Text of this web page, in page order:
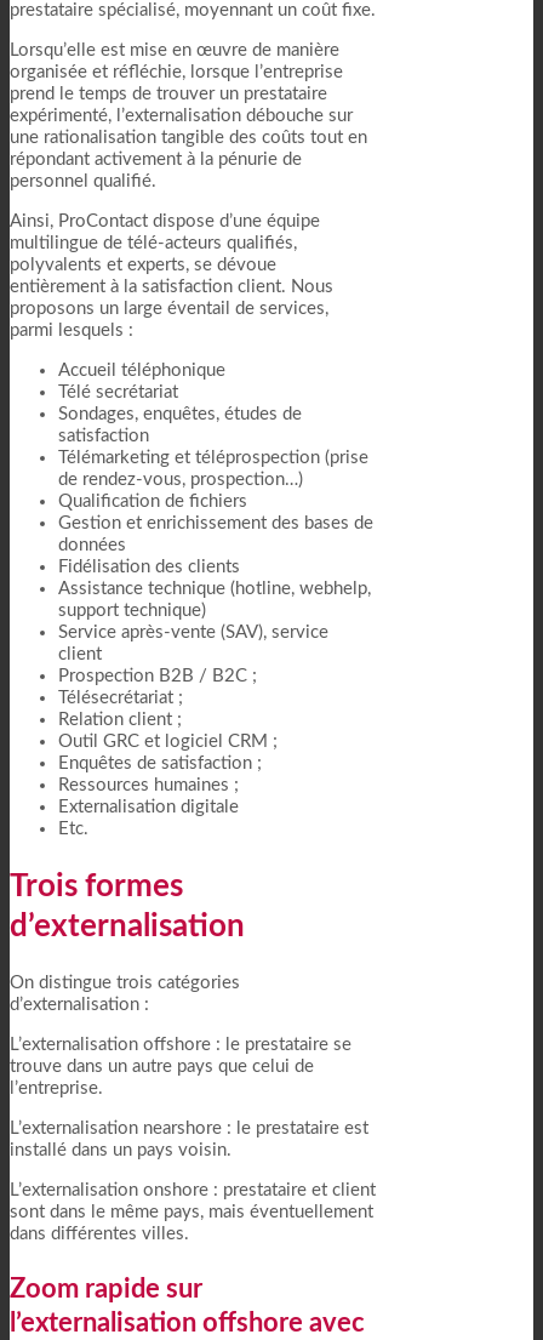
prestataire spécialisé, moyennant un coût fixe.
Lorsqu’elle est mise en œuvre de manière
organisée et réfléchie, lorsque l’entreprise
prend le temps de trouver un prestataire
expérimenté, l’externalisation débouche sur
une rationalisation tangible des coûts tout en
répondant activement à la pénurie de
personnel qualifié.
Ainsi, ProContact dispose d’une équipe
multilingue de télé-acteurs qualifiés,
polyvalents et experts, se dévoue
entièrement à la satisfaction client. Nous
proposons un large éventail de services,
parmi lesquels :
Accueil téléphonique
Télé secrétariat
Sondages, enquêtes, études de
satisfaction
Télémarketing et téléprospection (prise
de rendez-vous, prospection…)
Qualification de fichiers
Gestion et enrichissement des bases de
données
Fidélisation des clients
Assistance technique (hotline, webhelp,
support technique)
Service après-vente (SAV), service
client
Prospection B2B / B2C ;
Télésecrétariat ;
Relation client ;
Outil GRC et logiciel CRM ;
Enquêtes de satisfaction ;
Ressources humaines ;
Externalisation digitale
Etc.
Trois formes
d’externalisation
On distingue trois catégories
d’externalisation :
L’externalisation offshore : le prestataire se
trouve dans un autre pays que celui de
l’entreprise.
L’externalisation nearshore : le prestataire est
installé dans un pays voisin.
L’externalisation onshore : prestataire et client
sont dans le même pays, mais éventuellement
dans différentes villes.
Zoom rapide sur
l’externalisation offshore avec